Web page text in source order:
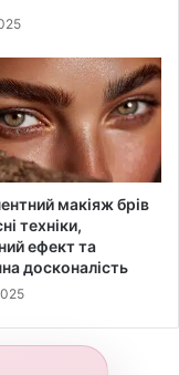
макіяж брів
техніки,
ефект та
досконалість